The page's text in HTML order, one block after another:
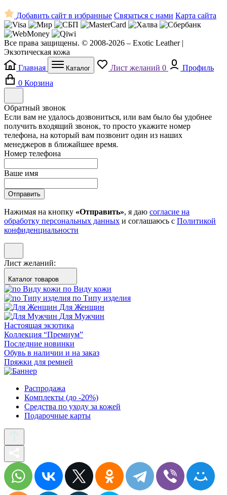
Добавить сайт в избранные Связаться с нами Карта сайта
Все права защищены. © 2008-2026 – Exotic Leather |
Экзотическая кожа
Главная
Каталог Лист желаний 0
Профиль
0 Корзина
Обратный звонок
Если вам не удалось дозвониться, или вам было бы удобнее
получить входящий звонок, то просто укажите номер
телефона, на который вам позвонит один из наших
менеджеров в ближайшее время.
Номер телефона
Ваше имя
Отправить
Нажимая на кнопку «Отправить», я даю согласие на
обработку персональных данных и соглашаюсь с Политикой
конфиденциальности
Лист желаний:
Каталог товаров
по Виду кожи
по Типу изделия
Для Женщин
Для Мужчин
Настоящая экзотика
Коллекция “Премиум”
Последние новинки
Обувь в наличии и на заказ
Пряжки для ремней
Распродажа
Комплекты (до -20%)
Средства по уходу за кожей
Подарочные карты